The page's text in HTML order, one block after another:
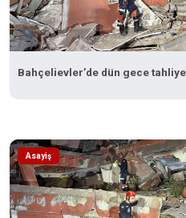
Bahçelievler’de dün gece
Asayiş